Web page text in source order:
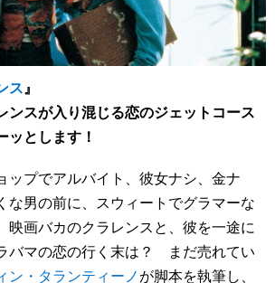
ス』
ンスが入り混じる恋のジェットコース
ッとします！
プでアルバイト、彼女ナシ、金ナ
な男の前に、スウィートでグラマーな
映画バカのクラレンスと、彼を一途に
バマの恋の行く末は？ まだ売れてい
ン・タランティーノが脚本を執筆し、